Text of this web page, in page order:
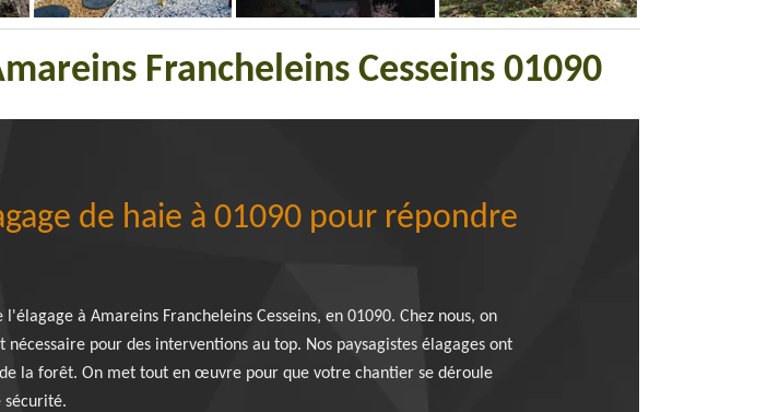
Francheleins Cesseins 01090
de haie à 01090 pour répondre
à Amareins Francheleins Cesseins, en 01090. Chez nous, on
pour des interventions au top. Nos paysagistes élagages ont
la forêt. On met tout en œuvre pour que votre chantier se déroule
sécurité.